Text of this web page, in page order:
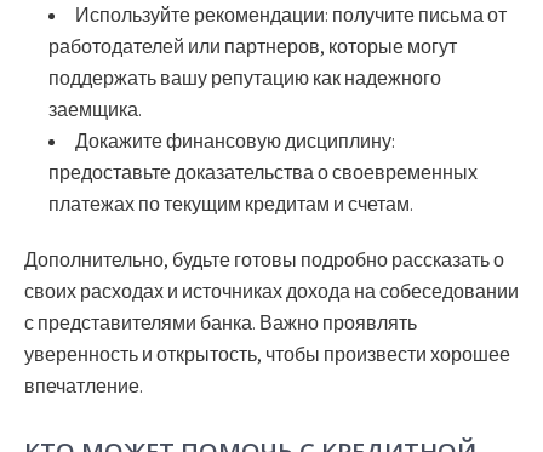
Используйте рекомендации: получите письма от
работодателей или партнеров, которые могут
поддержать вашу репутацию как надежного
заемщика.
Докажите финансовую дисциплину:
предоставьте доказательства о своевременных
платежах по текущим кредитам и счетам.
Дополнительно, будьте готовы подробно рассказать о
своих расходах и источниках дохода на собеседовании
с представителями банка. Важно проявлять
уверенность и открытость, чтобы произвести хорошее
впечатление.